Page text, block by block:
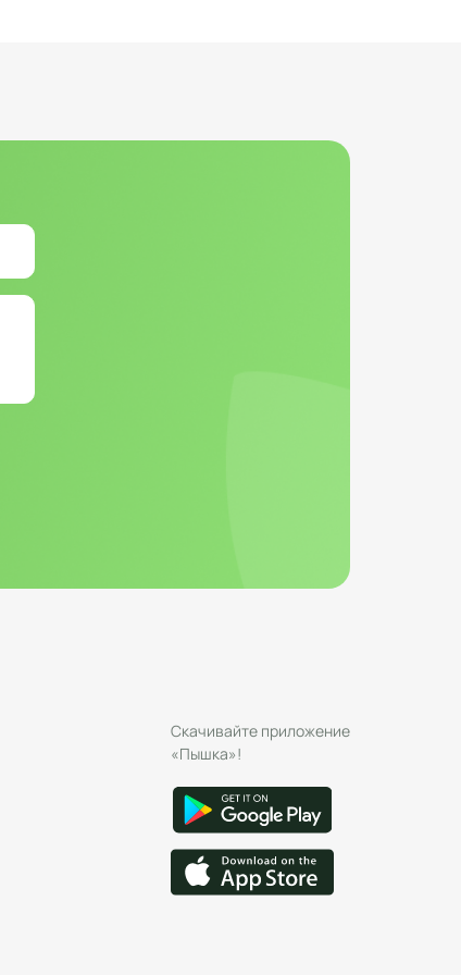
Скачивайте приложение
«Пышка»!